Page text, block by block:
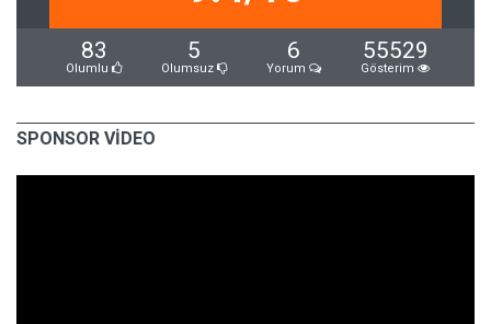
83
Olumlu
5
Olumsuz
6
Yorum
55529
Gösterim
SPONSOR VİDEO